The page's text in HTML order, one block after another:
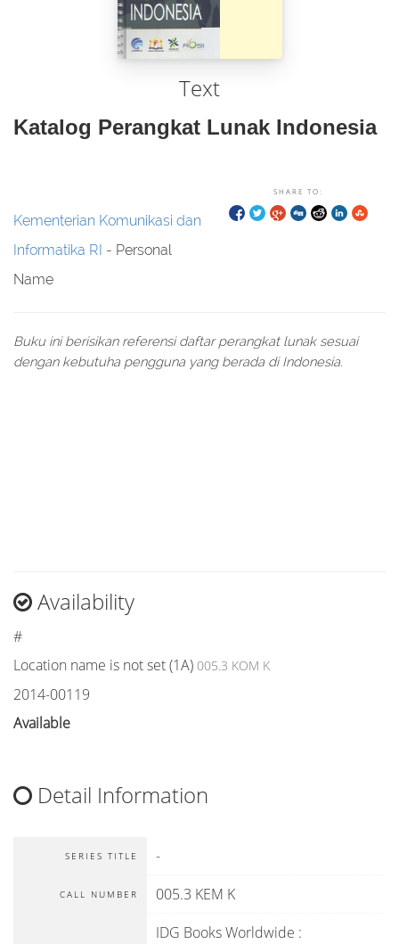
Text
Katalog Perangkat Lunak Indonesia
SHARE TO:
Kementerian Komunikasi dan
Informatika RI - Personal
Name
Buku ini berisikan referensi daftar perangkat lunak sesuai
dengan kebutuha pengguna yang berada di Indonesia.
Availability
#
Location name is not set (1A) 005.3 KOM K
2014-00119
Available
Detail Information
SERIES TITLE -
CALL NUMBER 005.3 KEM K
IDG Books Worldwide :